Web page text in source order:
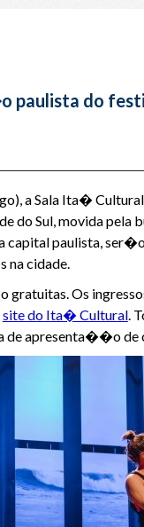
do
a Sala Ita�
do Sul, movida
capital paulista,
na cidade.
Os
site do Ita� Cultural.
de apresenta��o de